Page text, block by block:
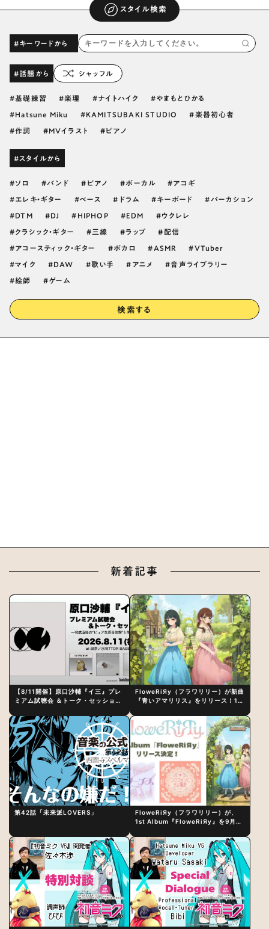
スタイル検索
#キーワードから
#話題から シャッフル
基礎練習 楽理 ナイトハイク やまもとひかる
Hatsune Miku KAMITSUBAKI STUDIO 楽器初心者
作詞 MVイラスト ピアノ
#スタイルから
ソロ バンド ピアノ ボーカル アコギ
エレキ・ギター ベース ドラム キーボード パーカション
DTM DJ HIPHOP EDM ウクレレ
クラシック・ギター 三線 ラップ 配信
アコースティック・ギター ボカロ ASMR VTuber
マイク DAW 歌い手 アニメ 音声ライブラリー
絵師 ゲーム
検索する
新着記事
【8/11開催】原口沙輔『イ三』プレ
ミアム試聴会 ＆トーク・セッション
制作秘話
FloweRiЯy（フラワリリー）が新曲
『青いアマリリス』をリリース！1st
第42話「未来派LOVERS」
FloweRiЯy（フラワリリー）が、
1st Album『FloweRiЯy』を9月23